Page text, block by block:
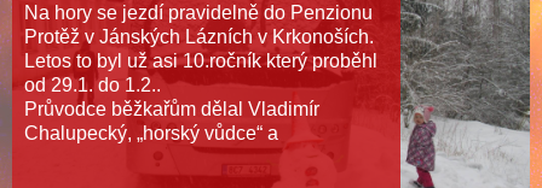
Na hory se jezdí pravidelně do Penzionu
Protěž v Jánských Lázních v Krkonoších.
Letos to byl už asi 10.ročník který proběhl
od 29.1. do 1.2..
Průvodce běžkařům dělal Vladimír
Chalupecký, „horský vůdce“ a
provozovatel košické Restaurace 96.